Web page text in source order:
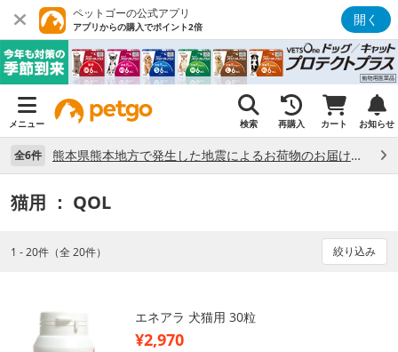
ペットゴーの公式アプリ
アプリからの購入でポイント2倍 開く
メニュー 検索 再購入 カート お知らせ
全6件 熊本県熊本地方で発生した地震によるお荷物のお届け状況について （7/28）
猫用 ： QOL
1 - 20件（全 20件） 絞り込み
エネアラ 犬猫用 30粒
¥2,970